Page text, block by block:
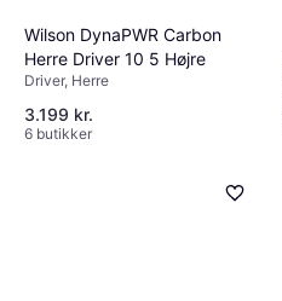
Wilson DynaPWR Carbon
Herre Driver 10 5 Højre
Driver, Herre
3.199 kr.
6 butikker